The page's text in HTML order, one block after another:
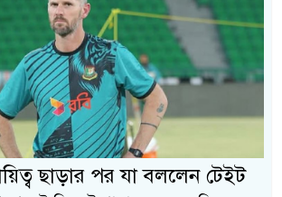
ছাড়ার পর যা বললেন টেইট